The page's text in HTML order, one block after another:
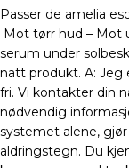
Passer de amelia
Mot tørr hud – Mot
serum under
natt produkt. A: Jeg
fri. Vi kontakter din
nødvendig
systemet alene,
aldringstegn. Du